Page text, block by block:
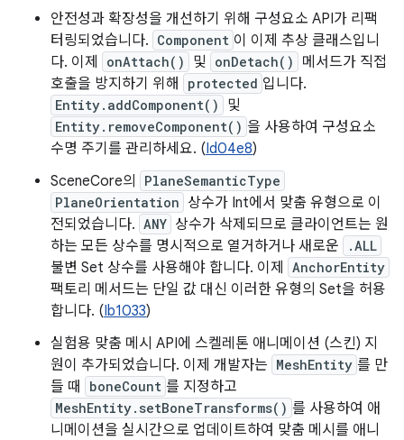
안전성과 확장성을 개선하기 위해 구성요소 API가 리팩
터링되었습니다. Component 이 이제 추상 클래스입니
다. 이제
onAttach() 및 onDetach()
메서드가 직접
호출을 방지하기 위해
protected 입니다.
Entity.addComponent() 및
Entity.removeComponent() 을 사용하여 구성요소
수명 주기를 관리하세요. (Id04e8)
SceneCore의
PlaneSemanticType
PlaneOrientation 상수가 Int에서 맞춤 유형으로 이
전되었습니다. ANY 상수가 삭제되므로 클라이언트는 원
하는 모든 상수를 명시적으로 열거하거나 새로운
.ALL
불변 Set 상수를 사용해야 합니다. 이제 AnchorEntity
팩토리 메서드는 단일 값 대신 이러한 유형의 Set을 허용
합니다. (Ib1033)
실험용 맞춤 메시 API에 스켈레톤 애니메이션 (스킨) 지
원이 추가되었습니다. 이제 개발자는 MeshEntity 를 만
들 때
boneCount 를 지정하고
MeshEntity.setBoneTransforms() 를 사용하여 애
니메이션을 실시간으로 업데이트하여 맞춤 메시를 애니